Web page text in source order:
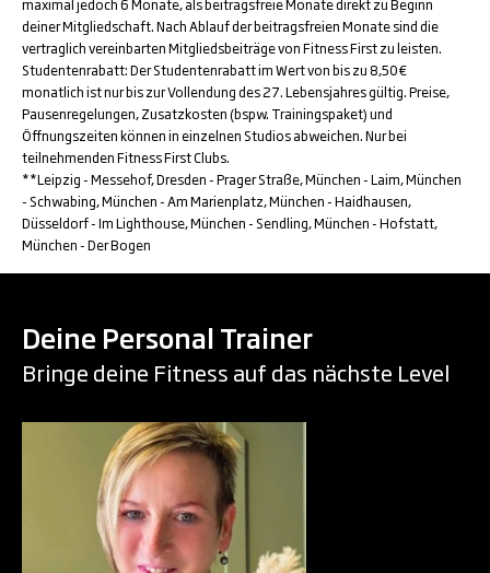
maximal jedoch 6 Monate, als beitragsfreie Monate direkt zu Beginn
deiner Mitgliedschaft. Nach Ablauf der beitragsfreien Monate sind die
vertraglich vereinbarten Mitgliedsbeiträge von Fitness First zu leisten.
Studentenrabatt: Der Studentenrabatt im Wert von bis zu 8,50€
monatlich ist nur bis zur Vollendung des 27. Lebensjahres gültig. Preise,
Pausenregelungen, Zusatzkosten (bspw. Trainingspaket) und
Öffnungszeiten können in einzelnen Studios abweichen. Nur bei
teilnehmenden Fitness First Clubs.
**Leipzig - Messehof, Dresden - Prager Straße, München - Laim, München
- Schwabing, München - Am Marienplatz, München - Haidhausen,
Düsseldorf - Im Lighthouse, München - Sendling, München - Hofstatt,
München - Der Bogen
Deine Personal Trainer
Bringe deine Fitness auf das nächste Level